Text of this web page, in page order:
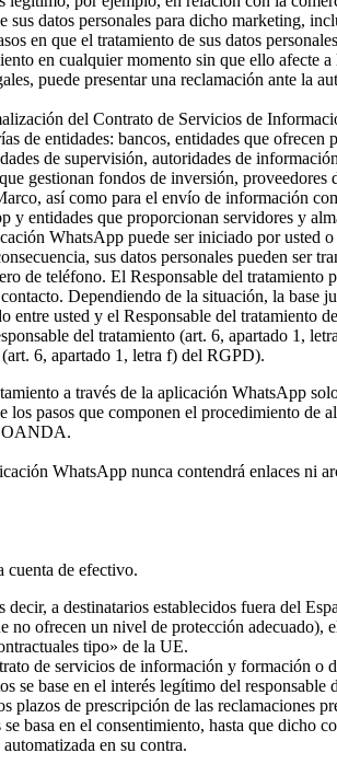
sus datos personales para dicho marketing,
en que el tratamiento de sus datos
en cualquier momento sin que ello
puede presentar una reclamación ante la
del Contrato de Servicios de
de entidades: bancos, entidades que
de supervisión, autoridades de
gestionan fondos de inversión,
así como para el envío de información
entidades que proporcionan servidores y
WhatsApp puede ser iniciado por usted
sus datos personales pueden
de teléfono. El Responsable del tratamiento
Dependiendo de la situación, la base
entre usted y el Responsable del
del tratamiento (art. 6, apartado 1,
6, apartado 1, letra f) del RGPD).
a través de la aplicación WhatsApp
los pasos que componen el procedimiento de
OANDA.
WhatsApp nunca contendrá enlaces ni
cuenta de efectivo.
decir, a destinatarios establecidos fuera del
no ofrecen un nivel de protección
tipo» de la UE.
de servicios de información y formación
se base en el interés legítimo del
plazos de prescripción de las reclamaciones
basa en el consentimiento, hasta que dicho
en su contra.